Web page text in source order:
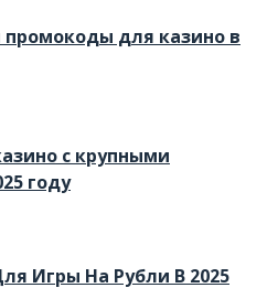
для казино в
с крупными
году
Игры На Рубли В 2025